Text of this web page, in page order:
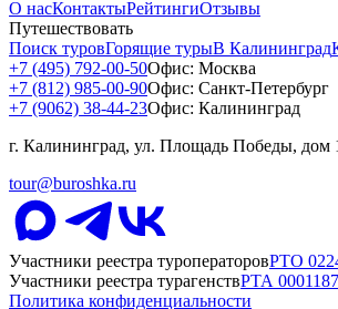
О насКонтактыРейтингиОтзывы
Путешествовать
Поиск туровГорящие турыВ Калининград
+7 (495) 792-00-50Офис: Москва
+7 (812) 985-00-90Офис: Санкт-Петербург
+7 (9062) 38-44-23Офис: Калининград
г. Калининград, ул. Площадь Победы,
tour@buroshka.ru
Участники реестра туроператоровРТО
Участники реестра турагенствРТА 0001187
Политика конфиденциальности